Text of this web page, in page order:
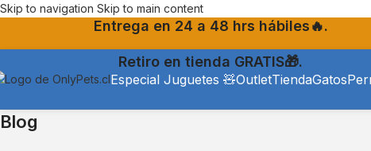
Skip to navigation Skip to main content
Entrega en 24 a 48 hrs hábiles🔥.
Retiro en tienda GRATIS🎁.
Especial Juguetes 🧸OutletTiendaGatos
Blog